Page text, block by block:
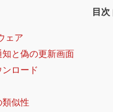
目次
ェア
と偽の更新画面
ロード
似性